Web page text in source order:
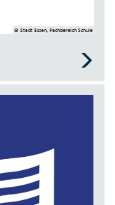
© Stadt Essen, Fachbereich Schule